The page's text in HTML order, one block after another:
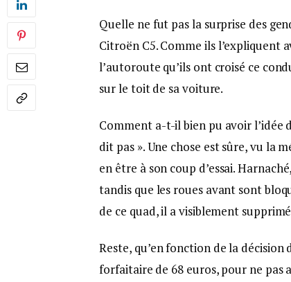
Quelle ne fut pas la surprise des
Citroën C5. Comme ils l’expliquent
l’autoroute qu’ils ont croisé ce
sur le toit de sa voiture.
Comment a-t-il bien pu avoir l’idée
dit pas ». Une chose est sûre, vu la
en être à son coup d’essai.
tandis que les roues avant sont
de ce quad, il a visiblement
Reste, qu’en fonction de la
forfaitaire de 68 euros, pour ne pas